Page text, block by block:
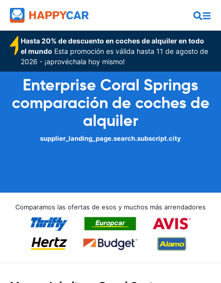
Hasta 20% de descuento en coches de alquiler en todo
el mundo Esta promoción es válida hasta 11 de agosto de
2026 - ¡aprovéchala hoy mismo!
Enterprise Coral Springs
comparación de coches de
alquiler
supplier_landing_page.search.subscript.city
Comparamos las ofertas de esos y muchos más arrendadores